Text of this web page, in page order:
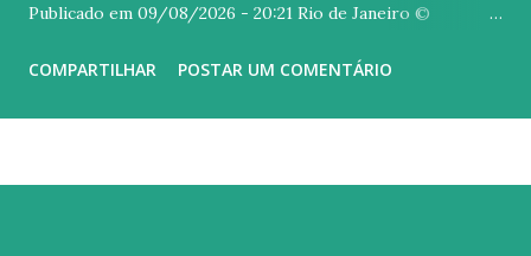
Publicado em 09/08/2026 - 20:21 Rio de Janeiro ©
carioca Flávia Saraiva arrebatou o público do Ginásio Nilson
COMPARTILHAR POSTAR UM COMENTÁRIO